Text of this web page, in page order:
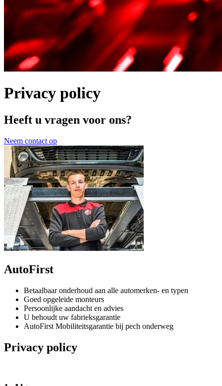
Privacy policy
Heeft u vragen voor ons?
Neem contact op
AutoFirst
Betaalbaar onderhoud aan alle automerken- en typen
Goed opgeleide monteurs
Persoonlijke aandacht en advies
U behoudt uw fabrieksgarantie
AutoFirst Mobiliteitsgarantie bij pech onderweg
Privacy policy